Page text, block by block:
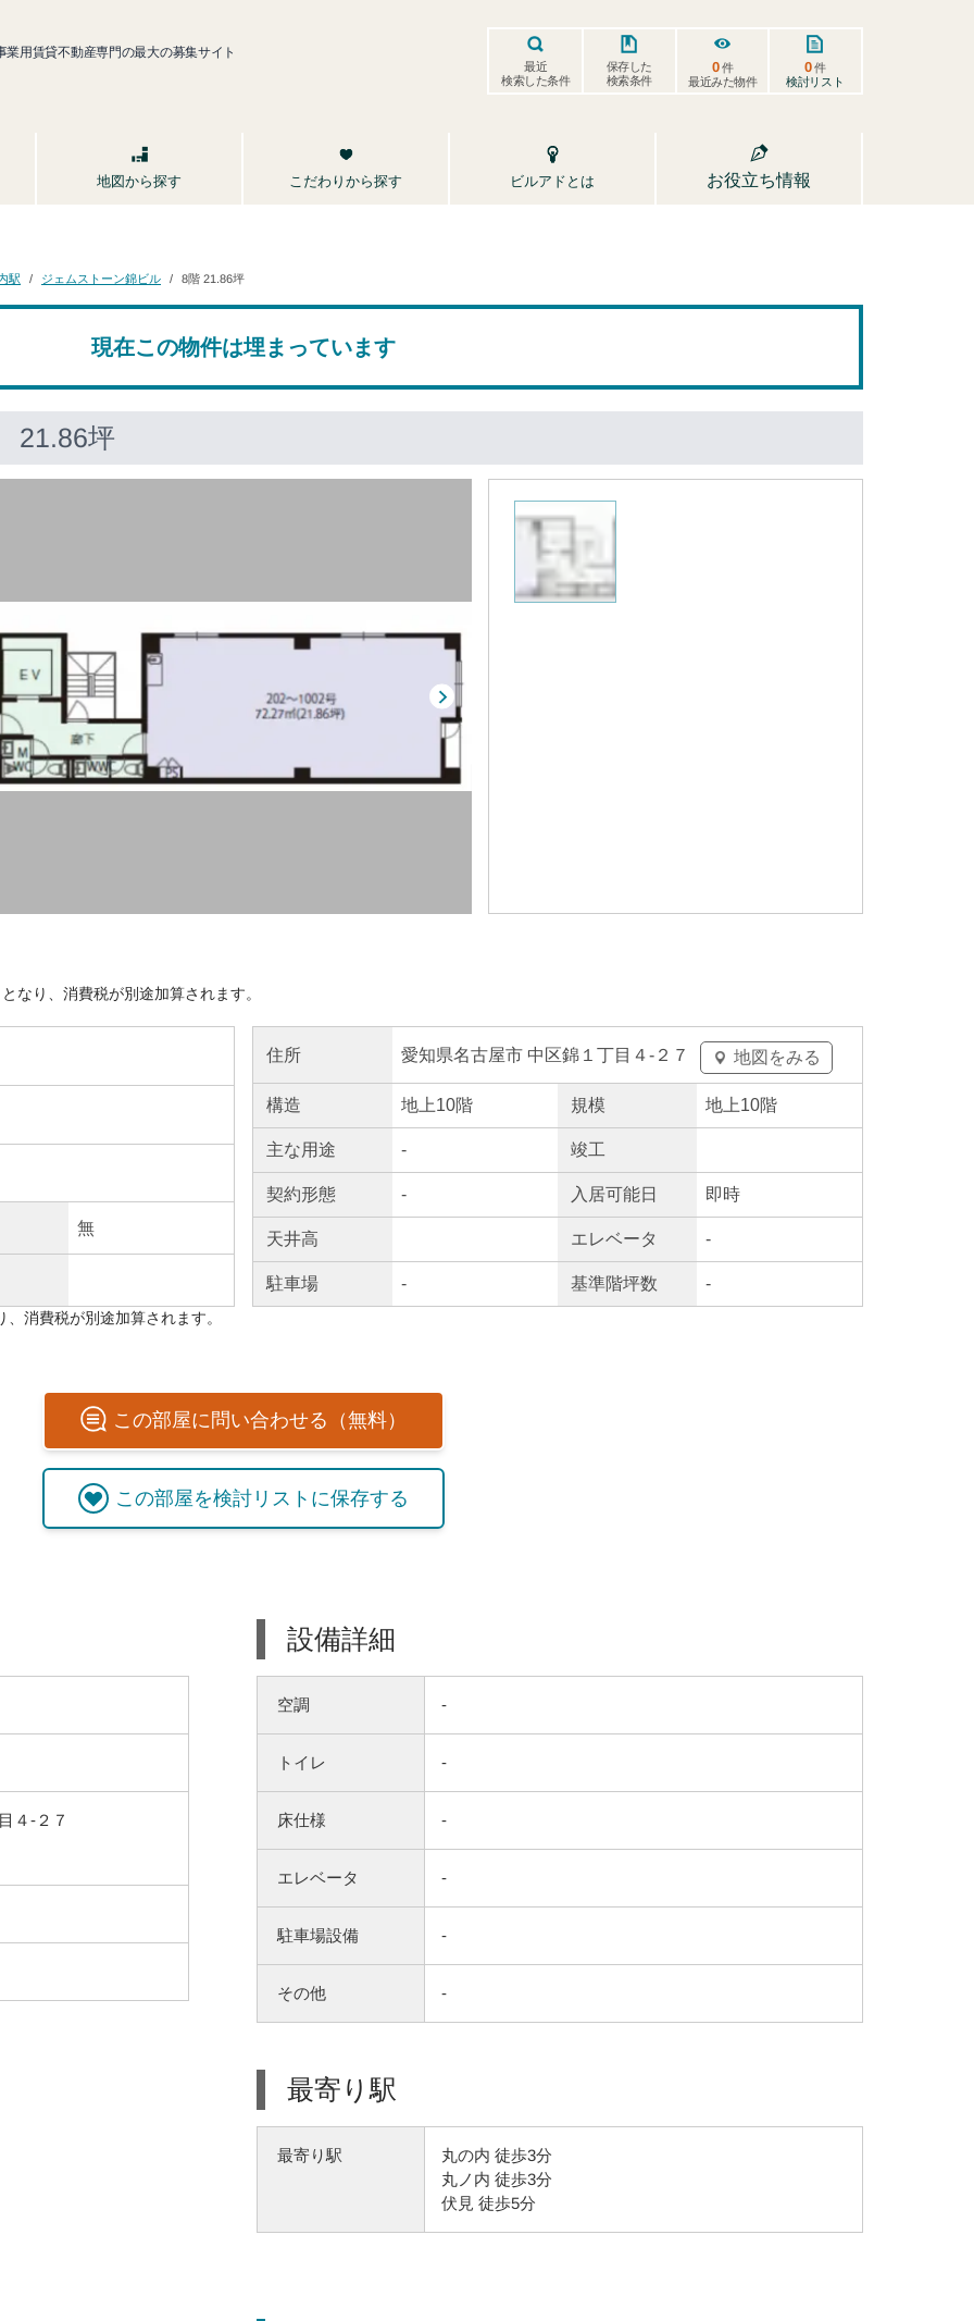
業用賃貸不動産専門の最大の募集サイト
最近
検索した条件
保存した
検索条件
0件
最近みた物件
0件
検討リスト
地図から探す こだわりから探す ビルアドとは お役立ち情報
駅 ジェムストーン錦ビル 8階 21.86坪
現在この物件は埋まっています
坪
なり、消費税が別途加算されます。
無
住所 愛知県名古屋市 中区錦１丁目４-２７ 地図をみる
構造 地上10階 規模 地上10階
主な用途 - 竣工
契約形態 - 入居可能日 即時
天井高 エレベータ -
駐車場 - 基準階坪数 -
消費税が別途加算されます。
この部屋に問い合わせる（無料）
この部屋を検討リストに保存する
４-２７
設備詳細
空調 -
トイレ -
床仕様 -
エレベータ -
駐車場設備 -
その他 -
最寄り駅
最寄り駅
丸の内 徒歩3分
丸ノ内 徒歩3分
伏見 徒歩5分